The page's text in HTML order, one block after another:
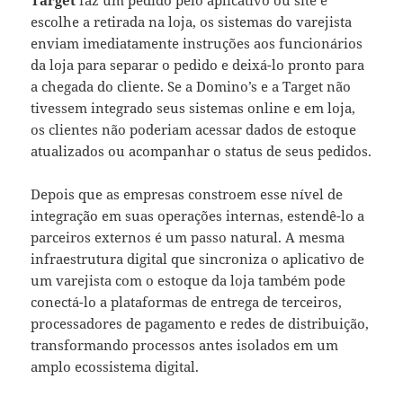
escolhe a retirada na loja, os sistemas do varejista
enviam imediatamente instruções aos funcionários
da loja para separar o pedido e deixá-lo pronto para
a chegada do cliente. Se a Domino’s e a Target não
tivessem integrado seus sistemas online e em loja,
os clientes não poderiam acessar dados de estoque
atualizados ou acompanhar o status de seus pedidos.
Depois que as empresas constroem esse nível de
integração em suas operações internas, estendê-lo a
parceiros externos é um passo natural. A mesma
infraestrutura digital que sincroniza o aplicativo de
um varejista com o estoque da loja também pode
conectá-lo a plataformas de entrega de terceiros,
processadores de pagamento e redes de distribuição,
transformando processos antes isolados em um
amplo ecossistema digital.